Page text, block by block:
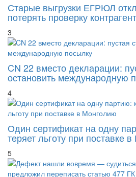
Старые выгрузки ЕГРЮЛ
потерять проверку
3
CN 22 вместо декларации:
остановить международную
4
Один сертификат на одну
теряет льготу при поставке
5